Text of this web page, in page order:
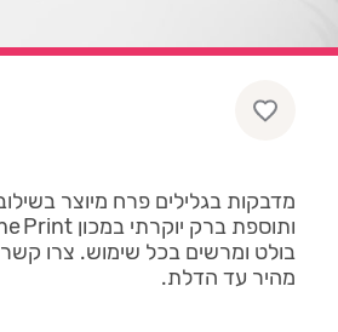
בולט ומרשים בכל שימוש. צרו
מהיר עד הדלת.